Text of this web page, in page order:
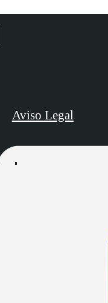
Aviso Legal